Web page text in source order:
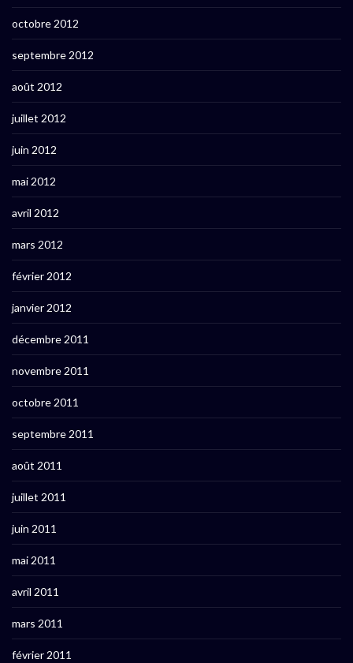
octobre 2012
septembre 2012
août 2012
juillet 2012
juin 2012
mai 2012
avril 2012
mars 2012
février 2012
janvier 2012
décembre 2011
novembre 2011
octobre 2011
septembre 2011
août 2011
juillet 2011
juin 2011
mai 2011
avril 2011
mars 2011
février 2011